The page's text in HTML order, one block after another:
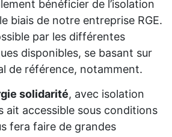
bénéficier de l’isolation
biais de notre entreprise RGE.
par les différentes
disponibles, se basant sur
de référence, notamment.
solidarité, avec isolation
ait accessible sous conditions
fera faire de grandes